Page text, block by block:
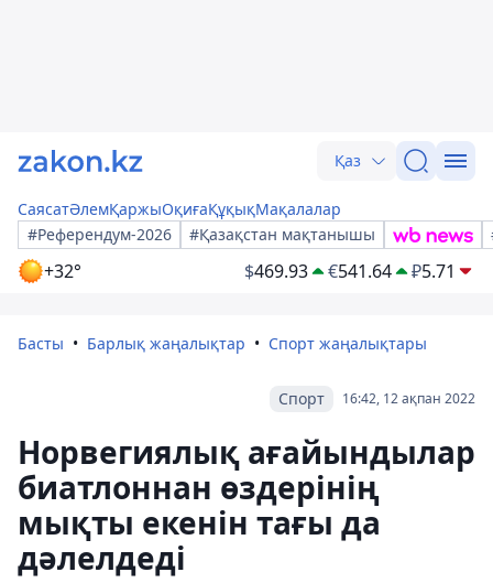
Қаз
СаясатӘлемҚаржыОқиғаҚұқықМақалалар
#Референдум-2026
#Қазақстан мақтанышы
+32° $469.93 €541.64 ₽5.71
Басты Барлық жаңалықтар Спорт жаңалықтары
16:42, 12 ақпан 2022
Спорт
Норвегиялық ағайындылар
биатлоннан өздерінің
мықты екенін тағы да
дәлелдеді